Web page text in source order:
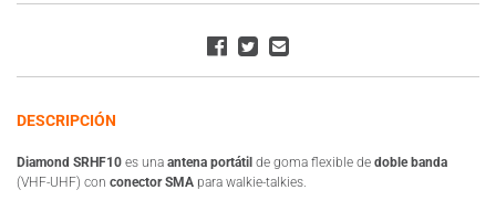
DESCRIPCIÓN
Diamond SRHF10 es una antena portátil de goma flexible de doble banda
(VHF-UHF) con conector SMA para walkie-talkies.